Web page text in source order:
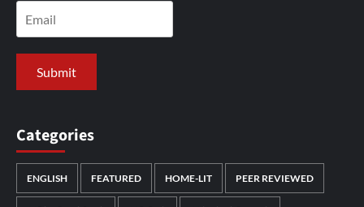
Categories
ENGLISH FEATURED HOME-LIT PEER REVIEWED